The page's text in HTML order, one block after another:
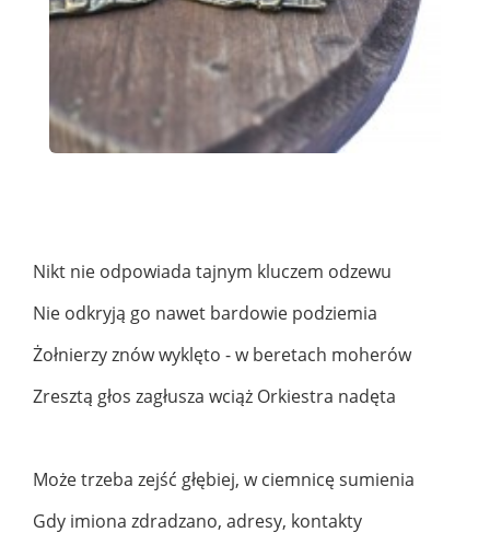
Nikt nie odpowiada tajnym kluczem odzewu
Nie odkryją go nawet bardowie podziemia
Żołnierzy znów wyklęto - w beretach moherów
Zresztą głos zagłusza wciąż Orkiestra nadęta
Może trzeba zejść głębiej, w ciemnicę sumienia
Gdy imiona zdradzano, adresy, kontakty